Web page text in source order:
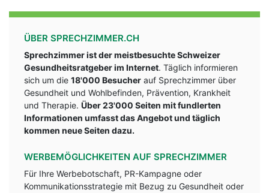
ÜBER SPRECHZIMMER.CH
Sprechzimmer ist der meistbesuchte Schweizer
Gesundheitsratgeber im Internet. Täglich informieren
sich um die 18'000 Besucher auf Sprechzimmer über
Gesundheit und Wohlbefinden, Prävention, Krankheit
und Therapie. Über 23'000 Seiten mit fundlerten
Informationen umfasst das Angebot und täglich
kommen neue Seiten dazu.
WERBEMÖGLICHKEITEN AUF SPRECHZIMMER
Für Ihre Werbebotschaft, PR-Kampagne oder
Kommunikationsstrategie mit Bezug zu Gesundheit oder